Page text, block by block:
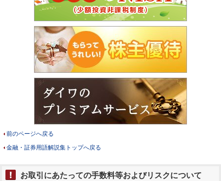
前のページへ戻る
金融・証券用語解説集トップへ戻る
お取引にあたっての手数料等およびリスクについて